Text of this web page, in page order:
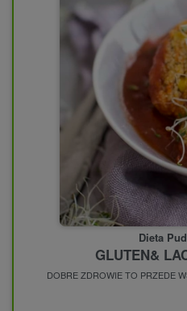
Dieta
GLUTEN&
DOBRE ZDROWIE TO PRZEDE